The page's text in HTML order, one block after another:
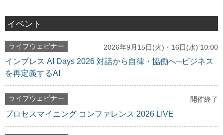
イベント
ライブウェビナー 2026年9月15日(火)・16日(水) 10:00
インプレス AI Days 2026 対話から自律・協働へ─ビジネス
を再定義するAI
ライブウェビナー 開催終了
プロセスマイニング コンファレンス 2026 LIVE